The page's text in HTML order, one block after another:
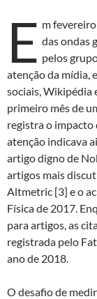
E m
das ondas
pelos
atenção da mídia,
sociais, Wikipédia
primeiro mês de
registra o impacto
atenção indicava
artigo digno de
artigos mais
Altmetric [3] e o
Física de 2017.
para artigos, as
registrada pelo
ano de 2018.
O desafio de